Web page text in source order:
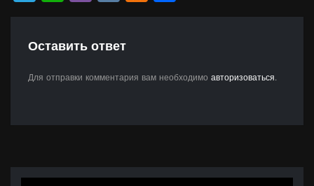
Оставить ответ
Для отправки комментария вам необходимо авторизоваться.